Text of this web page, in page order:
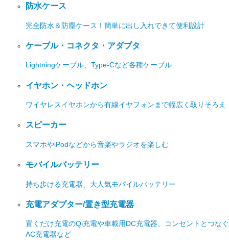
防水ケース
完全防水＆防塵ケース！簡単に出し入れできて便利設計
ケーブル・コネクタ・アダプタ
Lightningケーブル、Type-Cなど各種ケーブル
イヤホン・ヘッドホン
ワイヤレスイヤホンから有線イヤフォンまで幅広く取りそろえ
スピーカー
スマホやiPodなどから音楽やラジオを楽しむ
モバイルバッテリー
持ち歩ける充電器、大人気モバイルバッテリー
充電アダプター/置き型充電器
置くだけ充電のQi充電や車載用DC充電器、コンセントとつなぐ
AC充電器など